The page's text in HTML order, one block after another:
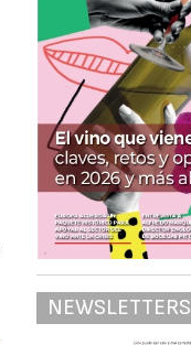
NEWSLETTERS